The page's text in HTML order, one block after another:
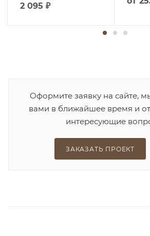
2 095 ₽
Оформите заявку на сайте,
вами в ближайшее время и
интересующие
ЗАКАЗАТЬ ПРОЕКТ